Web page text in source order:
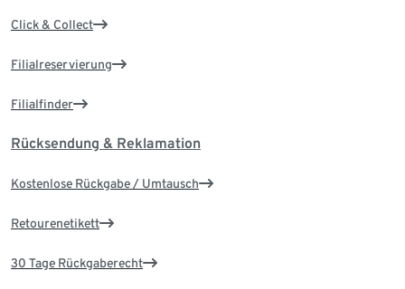
Click & Collect
Filialreservierung
Filialfinder
Rücksendung & Reklamation
Kostenlose Rückgabe / Umtausch
Retourenetikett
30 Tage Rückgaberecht